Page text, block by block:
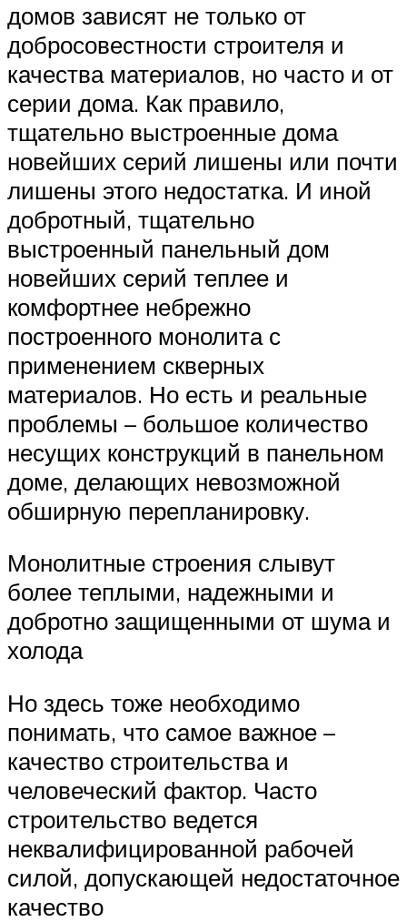
домов зависят не только от
добросовестности строителя и
качества материалов, но часто и от
серии дома. Как правило,
тщательно выстроенные дома
новейших серий лишены или почти
лишены этого недостатка. И иной
добротный, тщательно
выстроенный панельный дом
новейших серий теплее и
комфортнее небрежно
построенного монолита с
применением скверных
материалов. Но есть и реальные
проблемы – большое количество
несущих конструкций в панельном
доме, делающих невозможной
обширную перепланировку.
Монолитные строения слывут
более теплыми, надежными и
добротно защищенными от шума и
холода
Но здесь тоже необходимо
понимать, что самое важное –
качество строительства и
человеческий фактор. Часто
строительство ведется
неквалифицированной рабочей
силой, допускающей недостаточное
качество